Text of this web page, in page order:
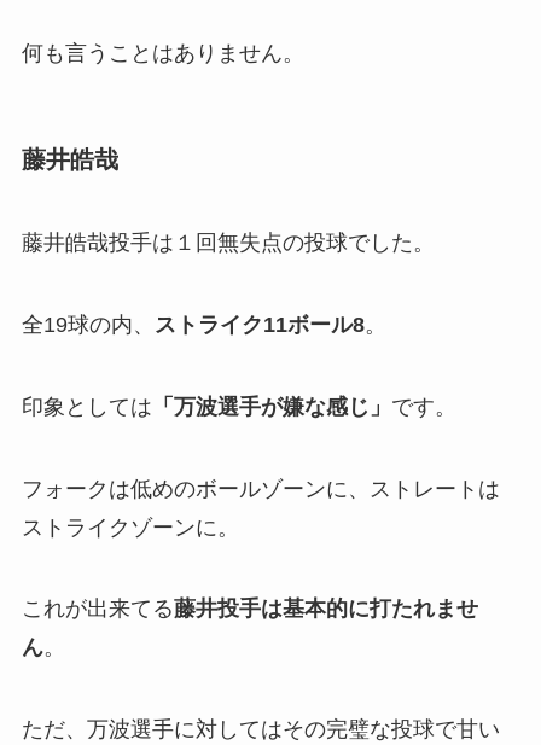
何も言うことはありません。
藤井皓哉
藤井皓哉投手は１回無失点の投球でした。
全19球の内、 ストライク11ボール8。
印象としては 「万波選手が嫌な感じ」 です。
フォークは低めのボールゾーンに、ストレートは
ストライクゾーンに。
これが出来てる藤井投手は基本的に打たれませ
ん。
ただ、万波選手に対してはその完璧な投球で甘い